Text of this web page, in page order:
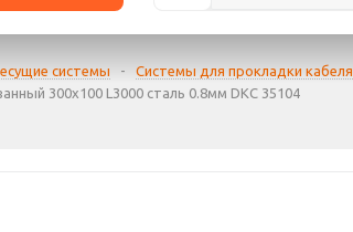
системы - Системы для прокладки кабеля
300х100 L3000 сталь 0.8мм DKC 35104